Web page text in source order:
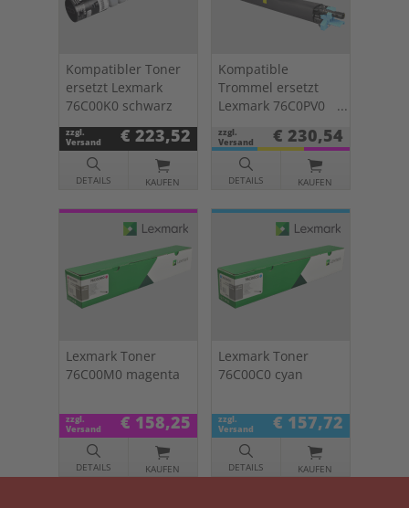
Kompatibler Toner
ersetzt Lexmark
76C00K0 schwarz
zzgl.
Versand
€ 223,52
DETAILS KAUFEN
Kompatible
Trommel ersetzt
Lexmark 76C0PV0
zzgl.
Versand
€ 230,54
DETAILS KAUFEN
Lexmark Toner
76C00M0 magenta
zzgl.
Versand
€ 158,25
DETAILS KAUFEN
Lexmark Toner
76C00C0 cyan
zzgl.
Versand
€ 157,72
DETAILS KAUFEN